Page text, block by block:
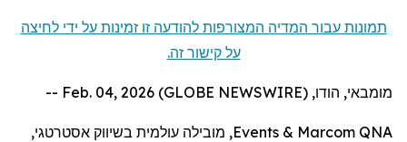
תמונות עבור המדיה המצורפות להודעה זו זמינות על ידי לחיצה
על קישור זה.
מומבאי, הודו, Feb. 04, 2026 (GLOBE NEWSWIRE) --
QNA
Marcom
&
Events, מובילה עולמית בשיווק אסטרטגי,